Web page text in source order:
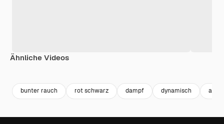
Ähnliche Videos
bunter rauch rot schwarz dampf dynamisch